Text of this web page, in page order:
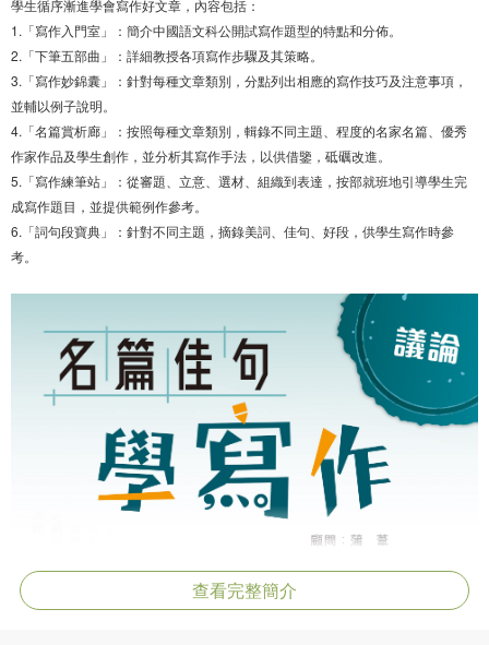
學生循序漸進學會寫作好文章，內容包括：
1.「寫作入門室」：簡介中國語文科公開試寫作題型的特點和分佈。
2.「下筆五部曲」：詳細教授各項寫作步驟及其策略。
3.「寫作妙錦囊」：針對每種文章類別，分點列出相應的寫作技巧及注意事項，
並輔以例子說明。
4.「名篇賞析廊」：按照每種文章類別，輯錄不同主題、程度的名家名篇、優秀
作家作品及學生創作，並分析其寫作手法，以供借鑒，砥礪改進。
5.「寫作練筆站」：從審題、立意、選材、組織到表達，按部就班地引導學生完
成寫作題目，並提供範例作參考。
6.「詞句段寶典」：針對不同主題，摘錄美詞、佳句、好段，供學生寫作時參
考。
查看完整簡介